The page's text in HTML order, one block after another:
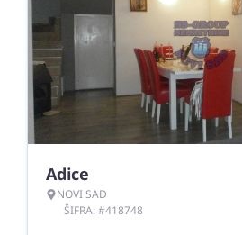
Adice
NOVI SAD
ŠIFRA: #418748